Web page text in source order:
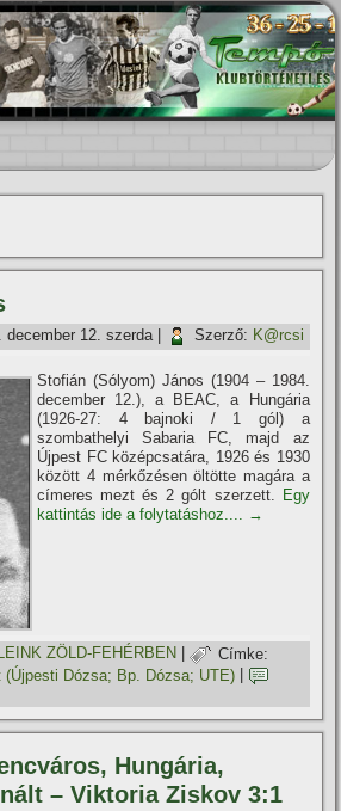
december 12. szerda| Szerző: K@rcsi
Stofián (Sólyom) János (1904 – 1984.
december 12.), a BEAC, a Hungária
(1926-27: 4 bajnoki / 1 gól) a
szombathelyi Sabaria FC, majd az
Újpest FC középcsatára, 1926 és 1930
között 4 mérkőzésen öltötte magára a
cí­meres mezt és 2 gólt szerzett. Egy
kattintás ide a folytatáshoz.... →
ZÖLD-FEHÉRBEN |
Címke:
(Újpesti Dózsa; Bp. Dózsa; UTE)
Hungária,
– Viktoria Ziskov 3:1